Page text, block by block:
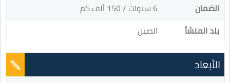
الضمان
6 سنوات / 150 ألف كم
بلد المنشأ
الصين
الأبعاد